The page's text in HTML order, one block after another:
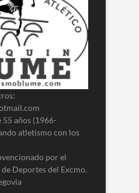
55 años (1966-
atletismo con los
por el
Deportes del Excmo.